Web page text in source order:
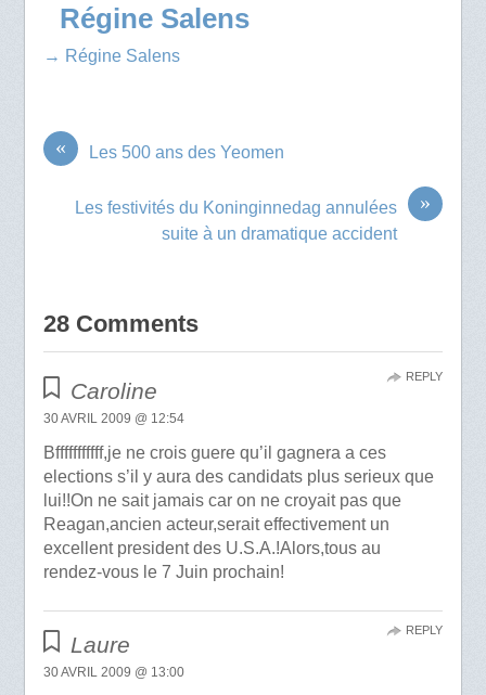
Régine Salens
→ Régine Salens
« Les 500 ans des Yeomen
»
Les festivités du Koninginnedag annulées
suite à un dramatique accident
28 Comments
Caroline
30 AVRIL 2009 @ 12:54
Bfffffffffff,je ne crois guere qu’il gagnera a ces
elections s’il y aura des candidats plus serieux que
lui!!On ne sait jamais car on ne croyait pas que
Reagan,ancien acteur,serait effectivement un
excellent president des U.S.A.!Alors,tous au
rendez-vous le 7 Juin prochain!
REPLY
Laure
30 AVRIL 2009 @ 13:00
REPLY